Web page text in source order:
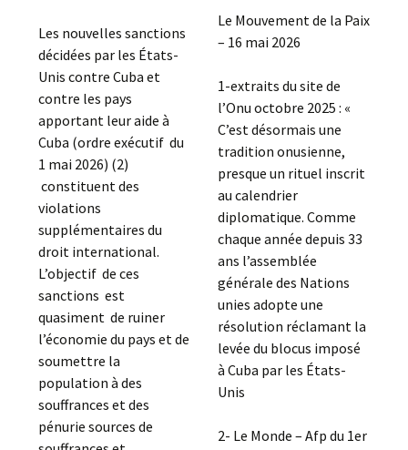
Les nouvelles sanctions
décidées par les États-
Unis contre Cuba et
contre les pays
apportant leur aide à
Cuba (ordre exécutif du
1 mai 2026) (2)
constituent des
violations
supplémentaires du
droit international.
L’objectif de ces
sanctions est
quasiment de ruiner
l’économie du pays et de
soumettre la
population à des
souffrances et des
pénurie sources de
Le Mouvement de la Paix
– 16 mai 2026
1-extraits du site de
l’Onu octobre 2025 : «
C’est désormais une
tradition onusienne,
presque un rituel inscrit
au calendrier
diplomatique. Comme
chaque année depuis 33
ans l’assemblée
générale des Nations
unies adopte une
résolution réclamant la
levée du blocus imposé
à Cuba par les États-
Unis
2- Le Monde – Afp du 1er